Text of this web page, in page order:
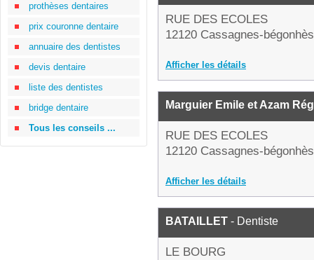
prothèses dentaires
prix couronne dentaire
annuaire des dentistes
devis dentaire
liste des dentistes
bridge dentaire
Tous les conseils ...
RUE DES ECOLES
12120 Cassagnes-bégonhès
Afficher les détails
Marguier Emile et Azam
RUE DES ECOLES
12120 Cassagnes-bégonhès
Afficher les détails
BATAILLET - Dentiste
LE BOURG